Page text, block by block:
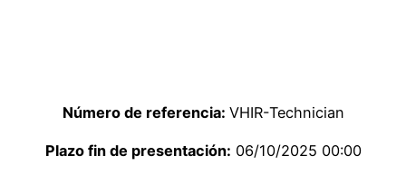
Número de referencia: VHIR-Technician
Plazo fin de presentación: 06/10/2025 00:00